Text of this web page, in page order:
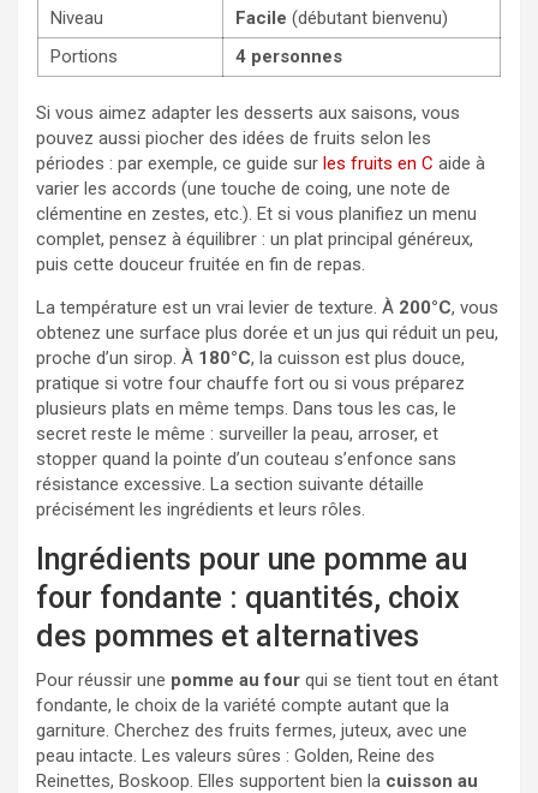
Niveau
Facile (débutant bienvenu)
Portions
4 personnes
Si vous aimez adapter les desserts aux saisons, vous
pouvez aussi piocher des idées de fruits selon les
périodes : par exemple, ce guide sur les fruits en C aide à
varier les accords (une touche de coing, une note de
clémentine en zestes, etc.). Et si vous planifiez un menu
complet, pensez à équilibrer : un plat principal généreux,
puis cette douceur fruitée en fin de repas.
La température est un vrai levier de texture. À 200°C, vous
obtenez une surface plus dorée et un jus qui réduit un peu,
proche d’un sirop. À 180°C, la cuisson est plus douce,
pratique si votre four chauffe fort ou si vous préparez
plusieurs plats en même temps. Dans tous les cas, le
secret reste le même : surveiller la peau, arroser, et
stopper quand la pointe d’un couteau s’enfonce sans
résistance excessive. La section suivante détaille
précisément les ingrédients et leurs rôles.
Ingrédients pour une pomme au
four fondante : quantités, choix
des pommes et alternatives
Pour réussir une pomme au four qui se tient tout en étant
fondante, le choix de la variété compte autant que la
garniture. Cherchez des fruits fermes, juteux, avec une
peau intacte. Les valeurs sûres : Golden, Reine des
Reinettes, Boskoop. Elles supportent bien la cuisson au